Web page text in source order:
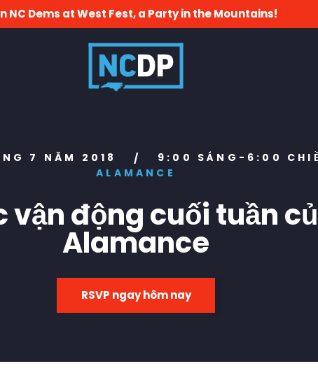
NC Dems at West Fest, a Party in the Mountains!
7 NĂM 2018 / 9:00 SÁNG-6:00
ALAMANCE
vận động cuối tuần
Alamance
RSVP ngay hôm nay